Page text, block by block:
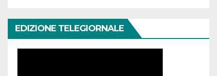
EDIZIONE TELEGIORNALE